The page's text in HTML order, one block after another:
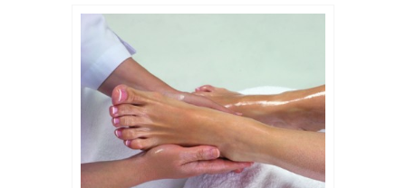
RECOMANDATE